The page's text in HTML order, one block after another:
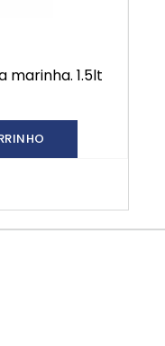
marinha. 1.5lt